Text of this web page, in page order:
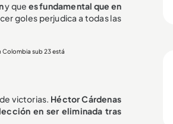
y que es fundamental que en
goles perjudica a todas las
Colombia sub 23 está
victorias. Héctor Cárdenas
en ser eliminada tras